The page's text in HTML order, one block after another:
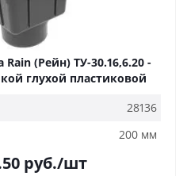
(Рейн) ТУ-30.16,6.20 -
глухой пластиковой
28136
200 мм
руб./шт